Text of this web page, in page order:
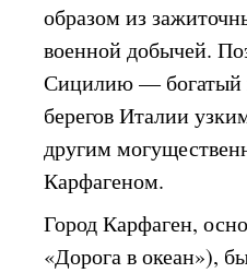
образом из
военной добычей.
Сицилию — богатый
берегов Италии
другим
Карфагеном.
Город Карфаген,
«Дорога в океан»),